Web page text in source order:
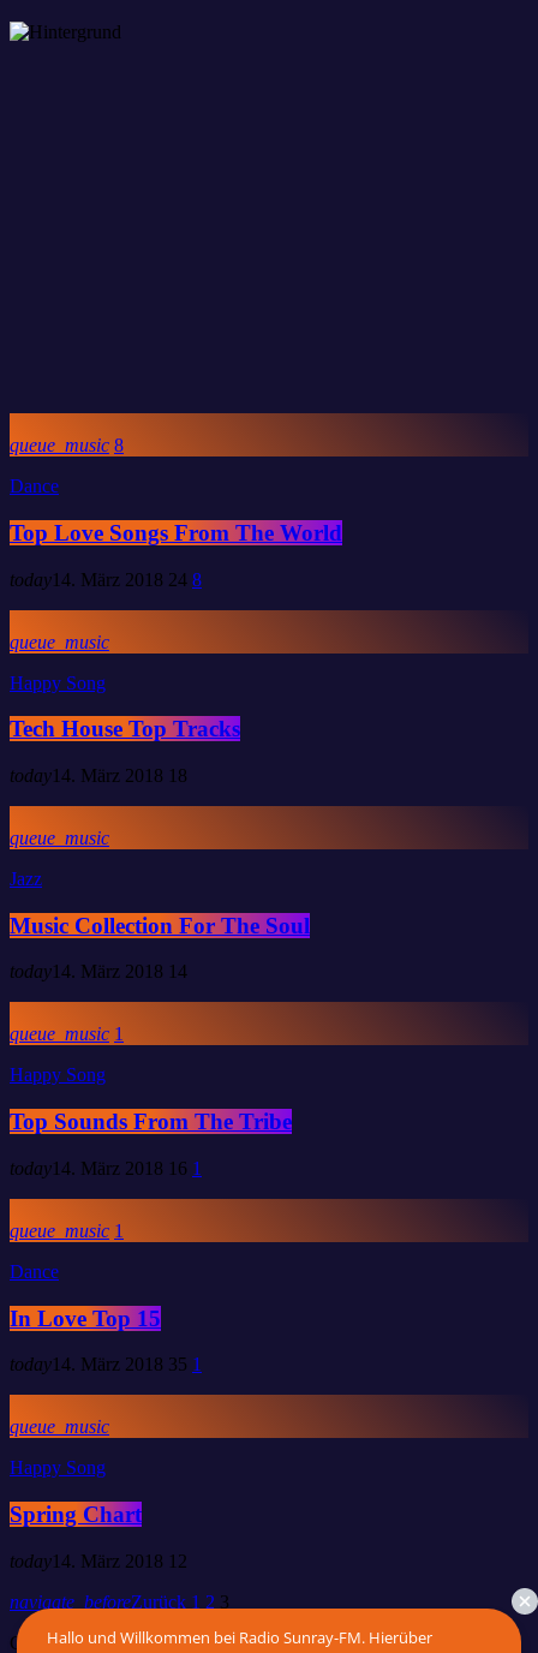
queue_music 8
Dance
Top Love Songs From The World
today14. März 2018 24 8
queue_music
Happy Song
Tech House Top Tracks
today14. März 2018 18
queue_music
Jazz
Music Collection For The Soul
today14. März 2018 14
queue_music 1
Happy Song
Top Sounds From The Tribe
today14. März 2018 16 1
queue_music 1
Dance
In Love Top 15
today14. März 2018 35 1
queue_music
Happy Song
Spring Chart
today14. März 2018 12
navigate_beforeZurück 1 2 3
Copyright 2026 by Radio Sunray-FM
Hallo und Willkommen bei Radio Sunray-FM. Hierüber